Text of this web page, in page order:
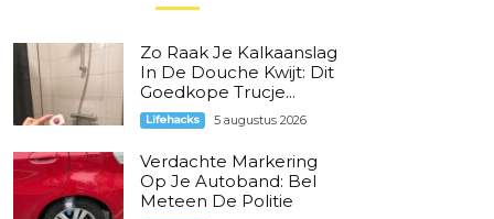
Zo Raak Je Kalkaanslag
In De Douche Kwijt: Dit
Goedkope Trucje...
Lifehacks 5 augustus 2026
Verdachte Markering
Op Je Autoband: Bel
Meteen De Politie